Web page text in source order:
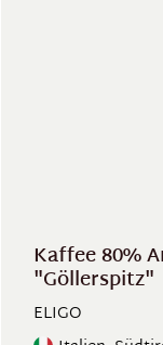
Kaffee 80%
"Göllerspitz"
ELIGO